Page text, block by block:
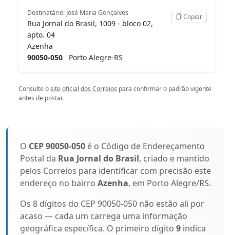
Destinatário: José Maria Gonçalves
Rua Jornal do Brasil, 1009 - bloco 02,
apto. 04
Azenha
90050-050 Porto Alegre-RS
Copiar
Consulte osite oficial dos Correios para confirmar o padrão vigente
antes de postar.
O CEP 90050-050 é o Código de Endereçamento
Postal da Rua Jornal do Brasil, criado e mantido
pelos Correios para identificar com precisão este
endereço no bairro Azenha, em Porto Alegre/RS.
Os 8 dígitos do CEP 90050-050 não estão ali por
acaso — cada um carrega uma informação
geográfica específica. O primeiro dígito 9 indica